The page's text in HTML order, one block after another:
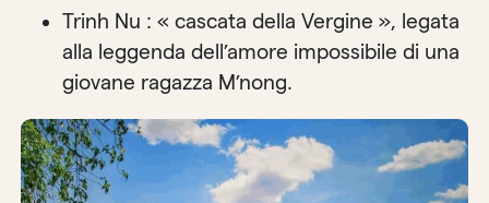
Trinh Nu : « cascata della Vergine », legata
alla leggenda dell’amore impossibile di una
giovane ragazza M’nong.